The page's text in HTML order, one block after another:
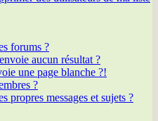
forums ?
aucun résultat ?
une page blanche ?!
?
propres messages et sujets ?